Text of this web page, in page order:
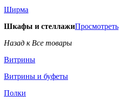
Ширма
Шкафы и стеллажиПросмотреть
Назад к Все товары
Витрины
Витрины и буфеты
Полки